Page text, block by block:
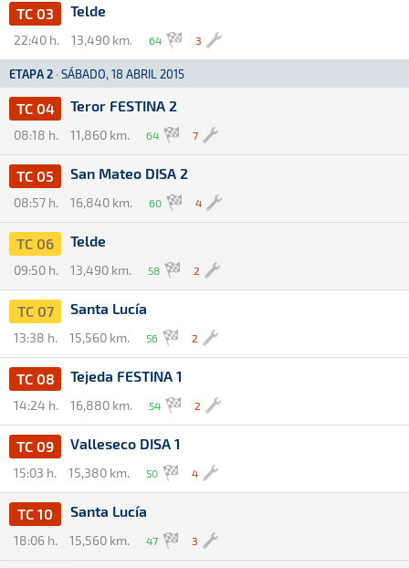
TC 03 Telde
22:40 h. 13,490 km. 64 3
ETAPA 2 · SÁBADO, 18 ABRIL 2015
TC 04 Teror FESTINA 2
08:18 h. 11,860 km. 64 7
TC 05 San Mateo DISA 2
08:57 h. 16,840 km. 60 4
TC 06 Telde
09:50 h. 13,490 km. 58 2
TC 07 Santa Lucía
13:38 h. 15,560 km. 56 2
TC 08 Tejeda FESTINA 1
14:24 h. 16,880 km. 54 2
TC 09 Valleseco DISA 1
15:03 h. 15,380 km. 50 4
TC 10 Santa Lucía
18:06 h. 15,560 km. 47 3